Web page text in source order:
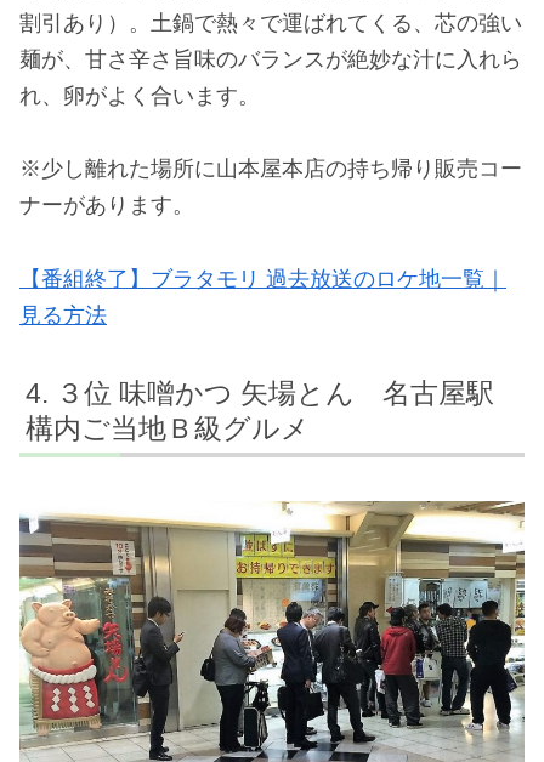
割引あり）。土鍋で熱々で運ばれてくる、芯の強い
麺が、甘さ辛さ旨味のバランスが絶妙な汁に入れら
れ、卵がよく合います。
※少し離れた場所に山本屋本店の持ち帰り販売コー
ナーがあります。
【番組終了】ブラタモリ 過去放送のロケ地一覧｜
見る方法
３位 味噌かつ 矢場とん 名古屋駅
構内ご当地Ｂ級グルメ